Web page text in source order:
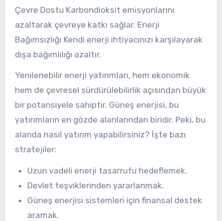
Çevre Dostu Karbondioksit emisyonlarını
azaltarak çevreye katkı sağlar. Enerji
Bağımsızlığı Kendi enerji ihtiyacınızı karşılayarak
dışa bağımlılığı azaltır.
Yenilenebilir enerji yatırımları, hem ekonomik
hem de çevresel sürdürülebilirlik açısından büyük
bir potansiyele sahiptir. Güneş enerjisi, bu
yatırımların en gözde alanlarından biridir. Peki, bu
alanda nasıl yatırım yapabilirsiniz? İşte bazı
stratejiler:
Uzun vadeli enerji tasarrufu hedeflemek.
Devlet teşviklerinden yararlanmak.
Güneş enerjisi sistemleri için finansal destek
aramak.